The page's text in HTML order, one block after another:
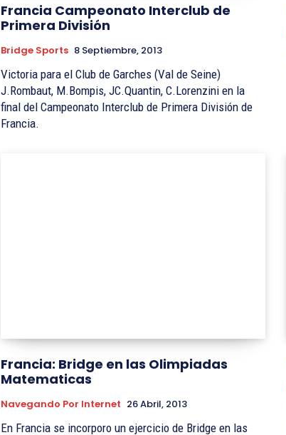
Francia Campeonato Interclub de
Primera División
Bridge Sports 8 Septiembre, 2013
Victoria para el Club de Garches (Val de Seine)
J.Rombaut, M.Bompis, JC.Quantin, C.Lorenzini en la
final del Campeonato Interclub de Primera División de
Francia.
Francia: Bridge en las Olimpiadas
Matematicas
Navegando Por Internet 26 Abril, 2013
En Francia se incorporo un ejercicio de Bridge en las